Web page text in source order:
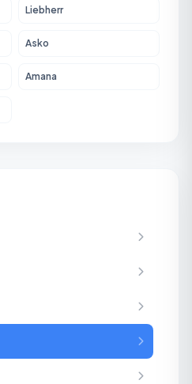
Liebherr
Asko
Amana